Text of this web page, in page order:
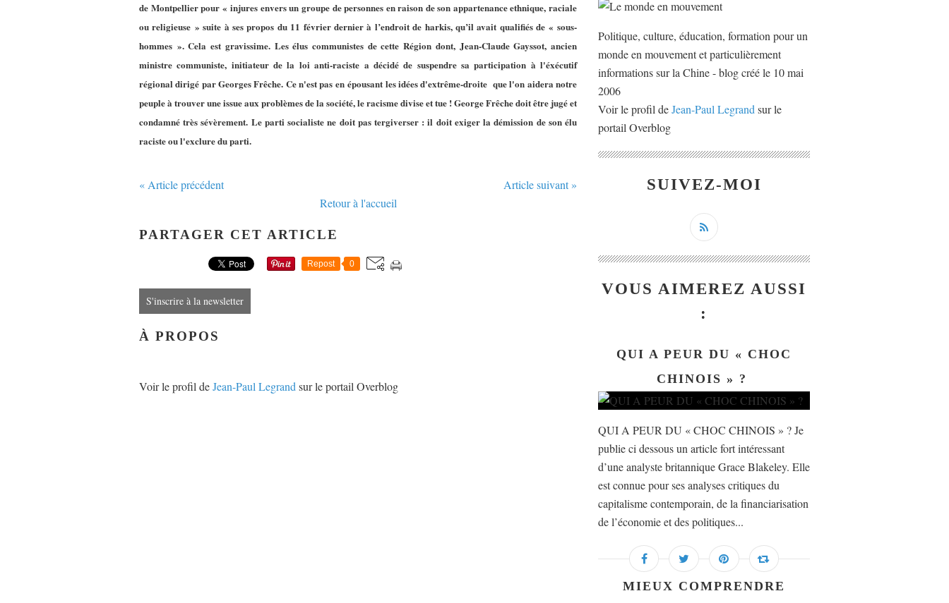
de Montpellier pour « injures envers un groupe de personnes en raison de son appartenance ethnique, raciale
ou religieuse » suite à ses propos du 11 février dernier à l’endroit de harkis, qu’il avait qualifiés de « sous-
hommes ». Cela est gravissime. Les élus communistes de cette Région dont, Jean-Claude Gayssot, ancien
ministre communiste, initiateur de la loi anti-raciste a décidé de suspendre sa participation à l'éxécutif
régional dirigé par Georges Frêche. Ce n'est pas en épousant les idées d'extrême-droite que l'on aidera notre
peuple à trouver une issue aux problèmes de la société, le racisme divise et tue ! George Frêche doit être jugé et
condamné très sévèrement. Le parti socialiste ne doit pas tergiverser : il doit exiger la démission de son élu
raciste ou l'exclure du parti.
« Article précédent
Article suivant »
Retour à l'accueil
PARTAGER CET ARTICLE
Repost 0
S'inscrire à la newsletter
À PROPOS
Voir le profil deJean-Paul Legrand sur le portail Overblog
Politique, culture, éducation, formation pour un
monde en mouvement et particulièrement
informations sur la Chine - blog créé le 10 mai
2006
Voir le profil deJean-Paul Legrand sur le
portail Overblog
SUIVEZ-MOI
VOUS AIMEREZ AUSSI
:
QUI A PEUR DU « CHOC
CHINOIS » ?
QUI A PEUR DU « CHOC CHINOIS » ? Je
publie ci dessous un article fort intéressant
d’une analyste britannique Grace Blakeley. Elle
est connue pour ses analyses critiques du
capitalisme contemporain, de la financiarisation
de l’économie et des politiques...
MIEUX COMPRENDRE